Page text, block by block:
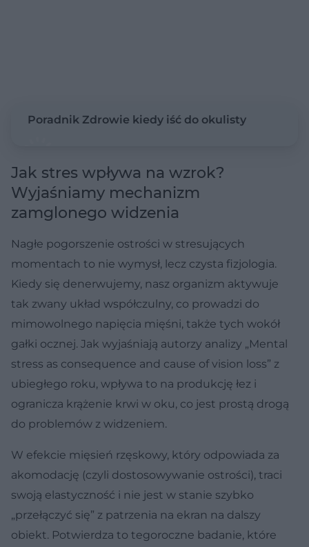
Poradnik Zdrowie kiedy iść do okulisty
Jak stres wpływa na wzrok?
Wyjaśniamy mechanizm
zamglonego widzenia
Nagłe pogorszenie ostrości w stresujących
momentach to nie wymysł, lecz czysta fizjologia.
Kiedy się denerwujemy, nasz organizm aktywuje
tak zwany układ współczulny, co prowadzi do
mimowolnego napięcia mięśni, także tych wokół
gałki ocznej. Jak wyjaśniają autorzy analizy „Mental
stress as consequence and cause of vision loss” z
ubiegłego roku, wpływa to na produkcję łez i
ogranicza krążenie krwi w oku, co jest prostą drogą
do problemów z widzeniem.
W efekcie mięsień rzęskowy, który odpowiada za
akomodację (czyli dostosowywanie ostrości), traci
swoją elastyczność i nie jest w stanie szybko
„przełączyć się” z patrzenia na ekran na dalszy
obiekt. Potwierdza to tegoroczne badanie, które